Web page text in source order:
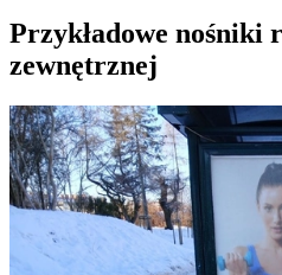
Przykładowe nośniki
zewnętrznej